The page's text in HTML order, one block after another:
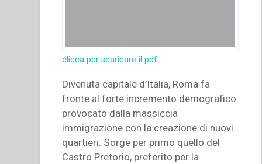
clicca per scaricare il pdf
Divenuta capitale d’Italia, Roma fa
fronte al forte incremento demografico
provocato dalla massiccia
immigrazione con la creazione di nuovi
quartieri. Sorge per primo quello del
Castro Pretorio, preferito per la